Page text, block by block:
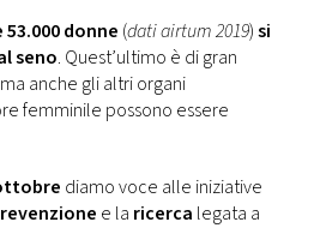
donne (dati airtum 2019)si
seno. Quest’ultimo è di gran
anche gli altri organi
femminile possono essere
diamo voce alle iniziative
e la ricerca legata a